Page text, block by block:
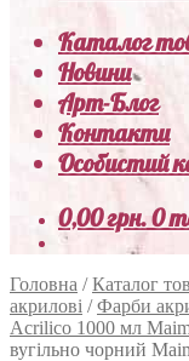
Каталог
Новини
Арт-Блог
Контакти
Особистий
0,00грн.0
Головна /Каталог
акрилові /Фарби
Acrilico 1000 мл
вугільно чорний